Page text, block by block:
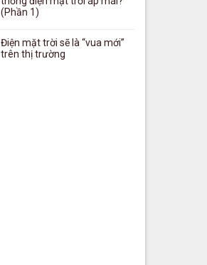
(Phần 1)
Điện mặt trời sẽ là “vua mới”
trên thị trường